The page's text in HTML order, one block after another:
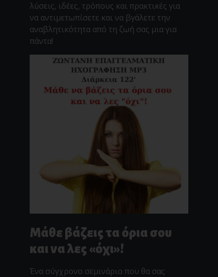
λύσεις, ιδέες, τρόπους και πρακτικές για
να αντιμετωπίσετε και να βγάλετε την
αναβλητικότητα από τη ζωή σας μια για
πάντα!
Μάθε βάζεις τα όρια σου
και να λες «όχι»!
Ένα σύγχρονο σεμινάριο που θα σας